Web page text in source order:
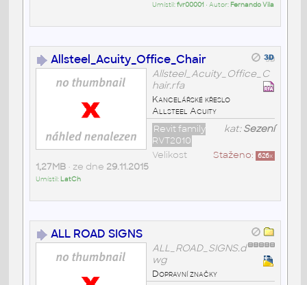
Umístil:fvr00001 • Autor: Fernando Vila
Allsteel_Acuity_Office_Chair
Allsteel_Acuity_Office_C
hair.rfa
Kancelářské křeslo
Allsteel Acuity
kat:Sezení
Revit family
RVT2010
Staženo: 626x
Velikost
1,27MB• ze dne 29.11.2015
Umístil: LatCh
ALL ROAD SIGNS
ALL_ROAD_SIGNS.d
wg
Dopravní značky